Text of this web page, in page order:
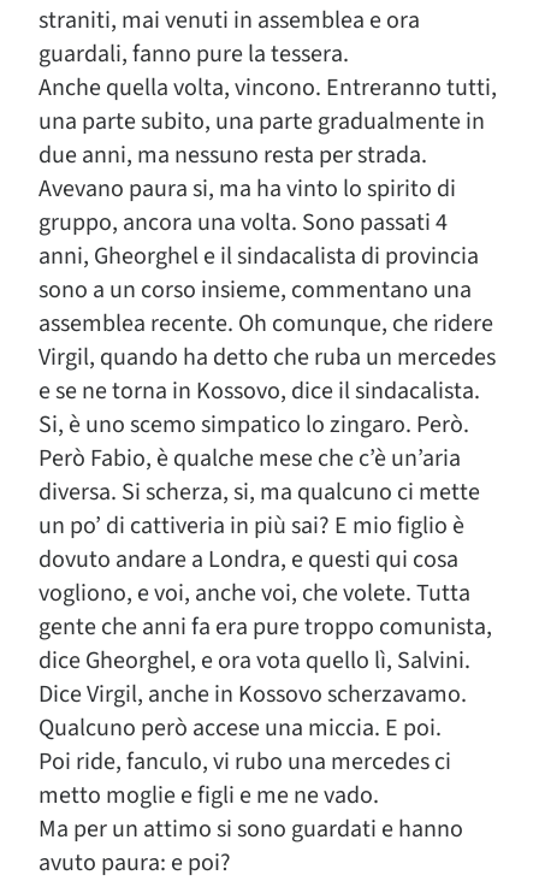
straniti, mai venuti in assemblea e ora
guardali, fanno pure la tessera.
Anche quella volta, vincono. Entreranno tutti,
una parte subito, una parte gradualmente in
due anni, ma nessuno resta per strada.
Avevano paura si, ma ha vinto lo spirito di
gruppo, ancora una volta. Sono passati 4
anni, Gheorghel e il sindacalista di provincia
sono a un corso insieme, commentano una
assemblea recente. Oh comunque, che ridere
Virgil, quando ha detto che ruba un mercedes
e se ne torna in Kossovo, dice il sindacalista.
Si, è uno scemo simpatico lo zingaro. Però.
Però Fabio, è qualche mese che c’è un’aria
diversa. Si scherza, si, ma qualcuno ci mette
un po’ di cattiveria in più sai? E mio figlio è
dovuto andare a Londra, e questi qui cosa
vogliono, e voi, anche voi, che volete. Tutta
gente che anni fa era pure troppo comunista,
dice Gheorghel, e ora vota quello lì, Salvini.
Dice Virgil, anche in Kossovo scherzavamo.
Qualcuno però accese una miccia. E poi.
Poi ride, fanculo, vi rubo una mercedes ci
metto moglie e figli e me ne vado.
Ma per un attimo si sono guardati e hanno
avuto paura: e poi?